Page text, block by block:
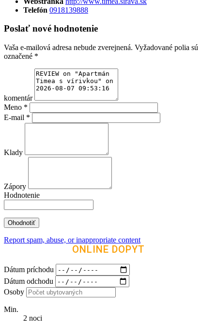
Telefón 0918139888
Poslať nové hodnotenie
Vaša e-mailová adresa nebude zverejnená. Vyžadované polia sú
označené *
komentár
Meno *
E-mail *
Klady
Zápory
Hodnotenie
Report spam, abuse, or inappropriate content
ONLINE DOPYT
Dátum príchodu
Dátum odchodu
Osoby
Min.
2 noci